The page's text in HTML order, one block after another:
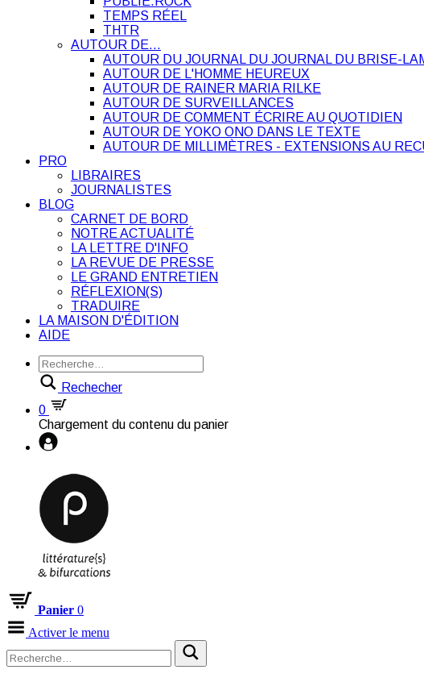
TEMPS RÉEL
THTR
AUTOUR DE…
AUTOUR DU JOURNAL DU JOURNAL DU BRISE-
AUTOUR DE L'HOMME HEUREUX
AUTOUR DE RAINER MARIA RILKE
AUTOUR DE SURVEILLANCES
AUTOUR DE COMMENT ÉCRIRE AU QUOTIDIEN
AUTOUR DE YOKO ONO DANS LE TEXTE
AUTOUR DE MILLIMÈTRES - EXTENSIONS AU
PRO
LIBRAIRES
JOURNALISTES
BLOG
CARNET DE BORD
NOTRE ACTUALITÉ
LA LETTRE D'INFO
LA REVUE DE PRESSE
LE GRAND ENTRETIEN
RÉFLEXION(S)
TRADUIRE
LA MAISON D'ÉDITION
AIDE
Rechecher
0
Chargement du contenu du panier
Panier 0
Activer le menu